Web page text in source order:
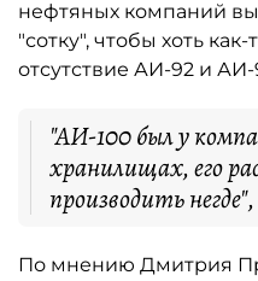
нефтяных компаний
"сотку", чтобы хоть
отсутствие АИ-92 и АИ-
"АИ-100 был у
хранилищах, его
производить
По мнению Дмитрия